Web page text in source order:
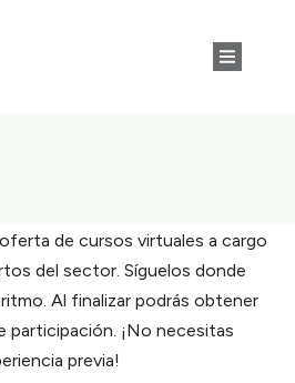
de cursos virtuales a cargo
del sector. Síguelos donde
Al finalizar podrás obtener
participación. ¡No necesitas
previa!